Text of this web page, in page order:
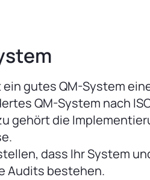
gutes QM-System
QM-System nach
gehört die
dass Ihr System
Audits bestehen.